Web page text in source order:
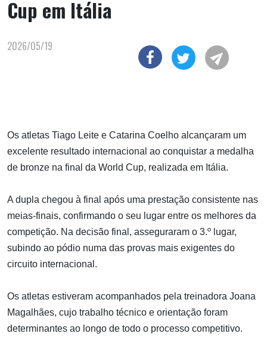
Cup em Itália
2026/05/19
Os atletas Tiago Leite e Catarina Coelho alcançaram um
excelente resultado internacional ao conquistar a medalha
de bronze na final da World Cup, realizada em Itália.
A dupla chegou à final após uma prestação consistente nas
meias-finais, confirmando o seu lugar entre os melhores da
competição. Na decisão final, asseguraram o 3.º lugar,
subindo ao pódio numa das provas mais exigentes do
circuito internacional.
Os atletas estiveram acompanhados pela treinadora Joana
Magalhães, cujo trabalho técnico e orientação foram
determinantes ao longo de todo o processo competitivo.